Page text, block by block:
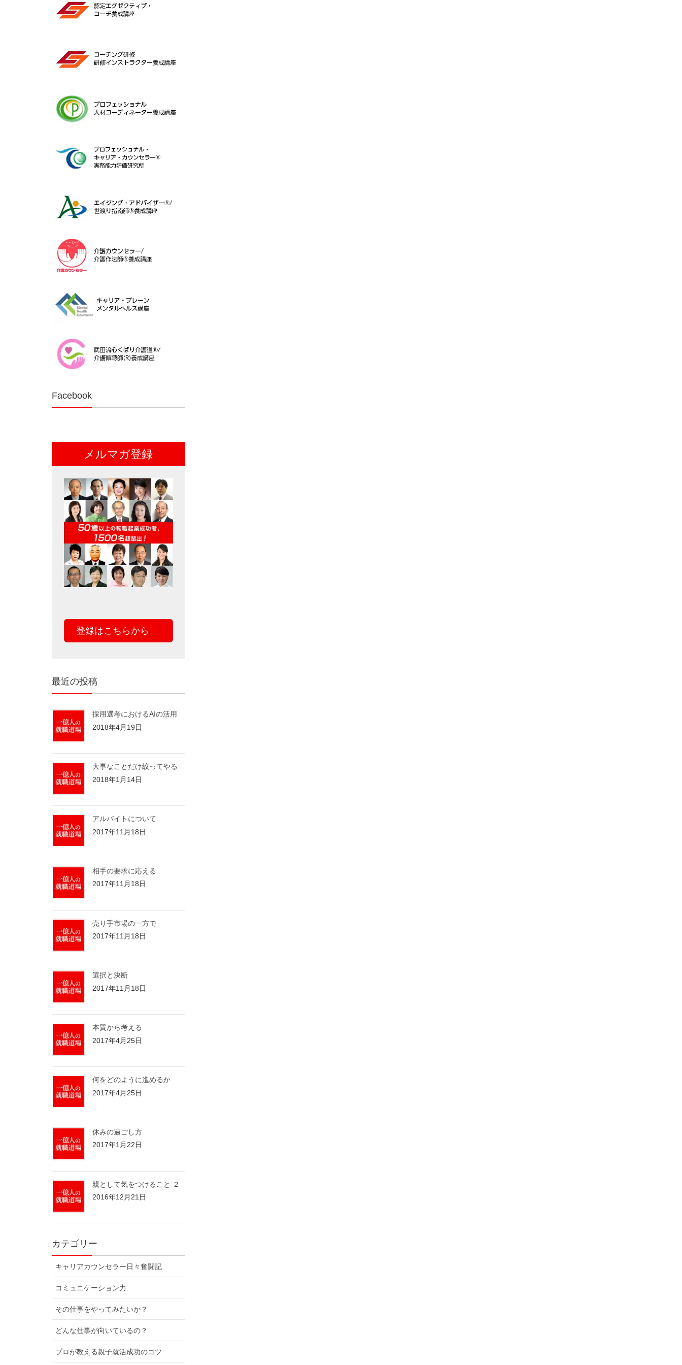
Facebook
メルマガ登録
登録はこちらから
最近の投稿
採用選考におけるAIの活用
2018年4月19日
大事なことだけ絞ってやる
2018年1月14日
アルバイトについて
2017年11月18日
相手の要求に応える
2017年11月18日
売り手市場の一方で
2017年11月18日
選択と決断
2017年11月18日
本質から考える
2017年4月25日
何をどのように進めるか
2017年4月25日
休みの過ごし方
2017年1月22日
親として気をつけること ２
2016年12月21日
カテゴリー
キャリアカウンセラー日々奮闘記
コミュニケーション力
その仕事をやってみたいか？
どんな仕事が向いているの？
プロが教える親子就活成功のコツ